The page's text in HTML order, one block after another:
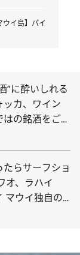
ウイ島】パイ
”に酔いしれる
ッカ、ワイン
の銘酒をご紹
たらサーフショ
オ、ラハイ
マウイ独自の